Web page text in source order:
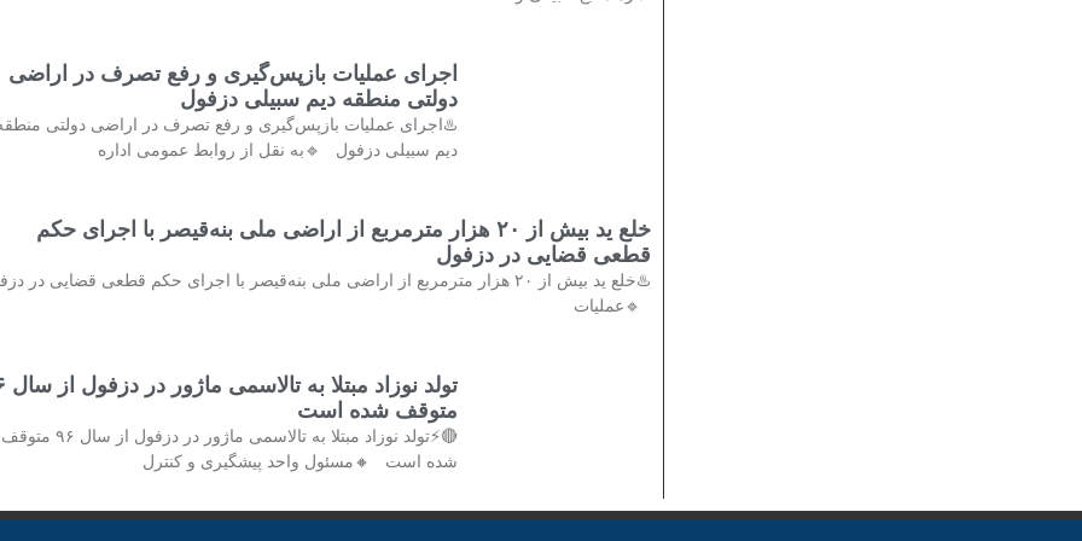
اجرای عملیات بازپس‌گیری و رفع تصرف در اراضی
دولتی منطقه دیم سبیلی دزفول
♨️اجرای عملیات بازپس‌گیری و رفع تصرف در اراضی دولتی
دیم سبیلی دزفول 🔹به نقل از روابط عمومی اداره
خلع ید بیش از ۲۰ هزار مترمربع از اراضی ملی بنه‌قیصر با اجرای حکم
قطعی قضایی در دزفول
♨️خلع ید بیش از ۲۰ هزار مترمربع از اراضی ملی بنه‌قیصر با اجرای حکم قطعی قضایی در
🔹عملیات
تولد
متوقف شده است
🔴⚡تولد نوزاد مبتلا به تالاسمی ماژور در دزفول از سال ۹۶ متوقف
شده است 🔸مسئول واحد پیشگیری و کنترل